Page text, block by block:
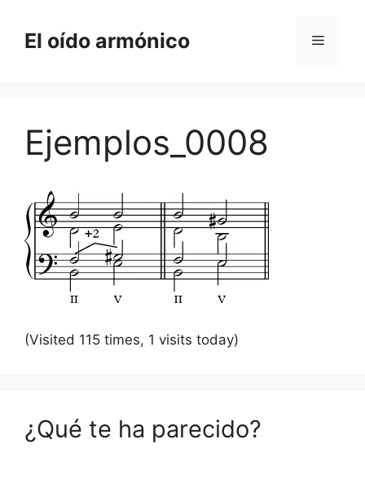
contenido
El oído armónico Menú
Ejemplos_0008
(Visited 115 times, 1 visits today)
¿Qué te ha parecido?